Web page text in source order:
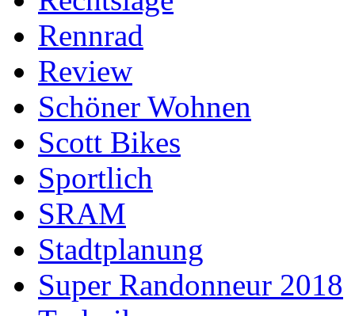
Rennrad
Review
Schöner Wohnen
Scott Bikes
Sportlich
SRAM
Stadtplanung
Super Randonneur 2018